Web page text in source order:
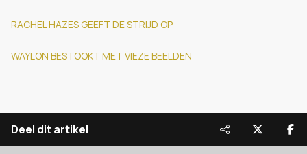
RACHEL HAZES GEEFT DE STRIJD OP
WAYLON BESTOOKT MET VIEZE BEELDEN
Deel dit artikel